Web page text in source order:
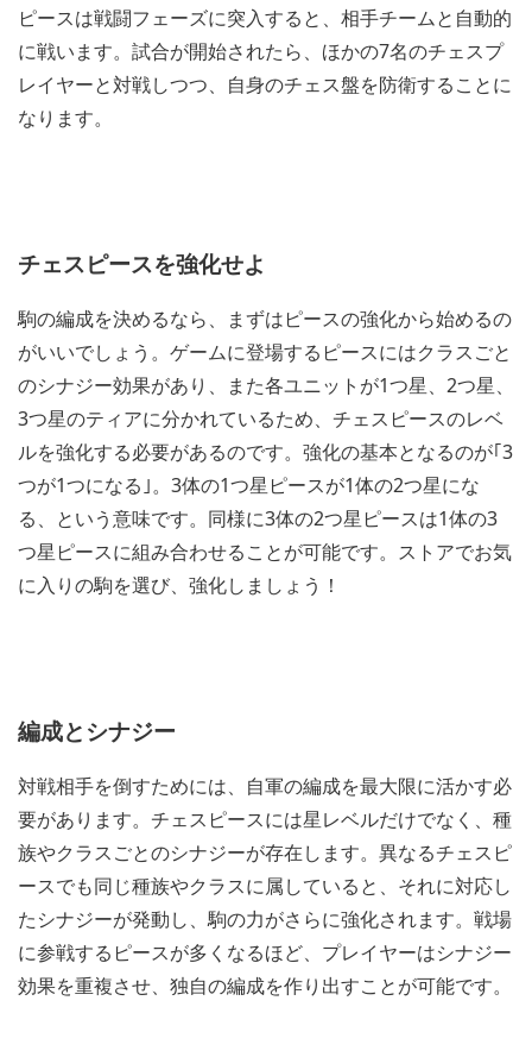
ピースは戦闘フェーズに突入すると、相手チームと自動的
に戦います。試合が開始されたら、ほかの7名のチェスプ
レイヤーと対戦しつつ、自身のチェス盤を防衛することに
なります。
チェスピースを強化せよ
駒の編成を決めるなら、まずはピースの強化から始めるの
がいいでしょう。ゲームに登場するピースにはクラスごと
のシナジー効果があり、また各ユニットが1つ星、2つ星、
3つ星のティアに分かれているため、チェスピースのレベ
ルを強化する必要があるのです。強化の基本となるのが｢3
つが1つになる｣。3体の1つ星ピースが1体の2つ星にな
る、という意味です。同様に3体の2つ星ピースは1体の3
つ星ピースに組み合わせることが可能です。ストアでお気
に入りの駒を選び、強化しましょう！
編成とシナジー
対戦相手を倒すためには、自軍の編成を最大限に活かす必
要があります。チェスピースには星レベルだけでなく、種
族やクラスごとのシナジーが存在します。異なるチェスピ
ースでも同じ種族やクラスに属していると、それに対応し
たシナジーが発動し、駒の力がさらに強化されます。戦場
に参戦するピースが多くなるほど、プレイヤーはシナジー
効果を重複させ、独自の編成を作り出すことが可能です。